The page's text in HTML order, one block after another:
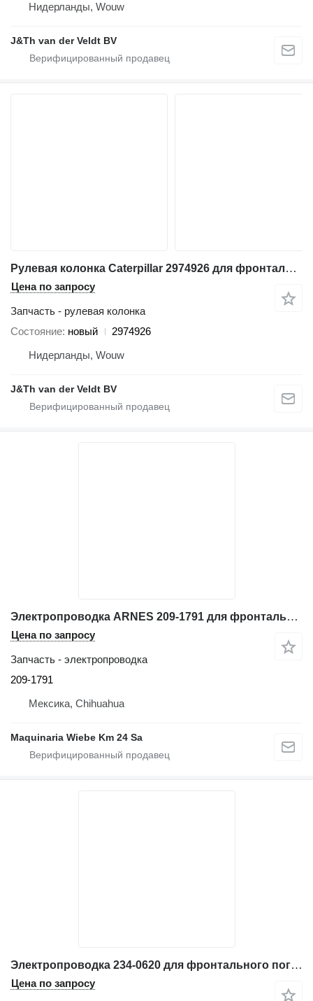
Нидерланды, Wouw
J&Th van der Veldt BV
Рулевая колонка Caterpillar 2974926 для фронтального погрузчика Caterpillar 950G 962G 966G 950H 962H 972H 966H 986H 988H IT62G IT62H 950GII 962GII 972GII 966GII IT62GII
Цена по запросу
Запчасть - рулевая колонка
Состояние новый
2974926
Нидерланды, Wouw
J&Th van der Veldt BV
Электропроводка ARNES 209-1791 для фронтального погрузчика Caterpillar 962G
Цена по запросу
Запчасть - электропроводка
209-1791
Мексика, Chihuahua
Maquinaria Wiebe Km 24 Sa
Электропроводка 234-0620 для фронтального погрузчика Caterpillar 962G
Цена по запросу